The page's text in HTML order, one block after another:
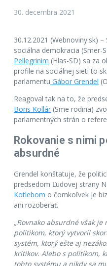
30. decembra 2021
30.12.2021 (Webnoviny.sk)
sociálna demokracia (Smer-
Pellegrinim (Hlas-SD) sa za
profile na sociálnej sieti to
parlamentu Gábor Grendel
Reagoval tak na to, že
Boris Kollár (Sme rodina)
parlamentných strán o
Rokovanie s nimi
absurdné
Grendel konštatuje, že
predsedom Ľudovej strany
Kotlebom o čomkoľvek je
ani rozoberať.
„Rovnako absurdné však je
politikom, ktorý vytvoril
systém, ktorý ešte aj
kritikov. Alebo s politikom,
tohto systému a nikdy sa